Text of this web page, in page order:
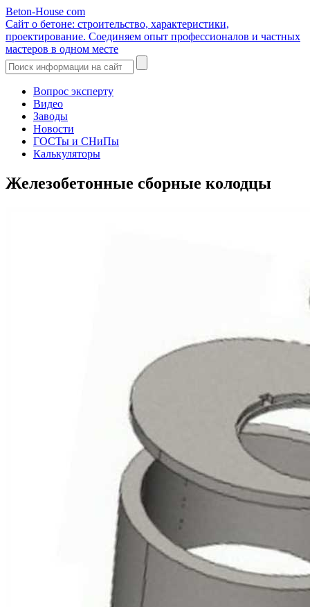
Beton-House com
Сайт о бетоне: строительство, характеристики,
проектирование. Соединяем опыт профессионалов и частных
мастеров в одном месте
Вопрос эксперту
Видео
Заводы
Новости
ГОСТы и СНиПы
Калькуляторы
Железобетонные сборные колодцы